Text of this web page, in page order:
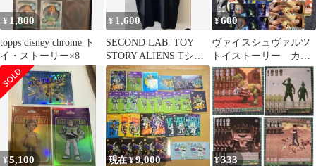
¥ 1,800
topps disney chrome ト
イ・ストーリー×8
¥ 1,600
SECOND LAB. TOY
STORY ALIENS Tシャ
ツ XL
¥600
ヴァイスシュヴァルツ
トイストーリー カー
ド まとめ
¥5,100 現在 ¥9,000 ¥333